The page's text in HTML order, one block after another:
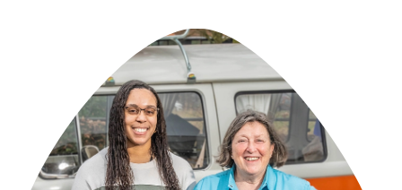
PUUR. voor de bedrijfsvoering
PUUR. voor de familie & cliënt
Evenementen